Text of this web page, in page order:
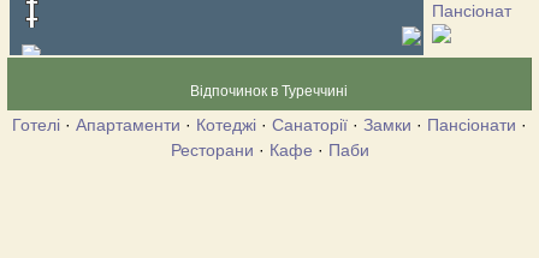
Пансіонат
Готель
Відпочинок в Туреччині
Готелі · Апартаменти · Котеджі · Санаторії · Замки · Пансіонати ·
Ресторани · Кафе · Паби